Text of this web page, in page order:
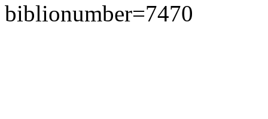
biblionumber=7470